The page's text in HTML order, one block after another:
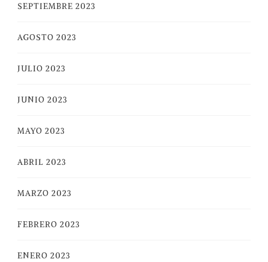
SEPTIEMBRE 2023
AGOSTO 2023
JULIO 2023
JUNIO 2023
MAYO 2023
ABRIL 2023
MARZO 2023
FEBRERO 2023
ENERO 2023